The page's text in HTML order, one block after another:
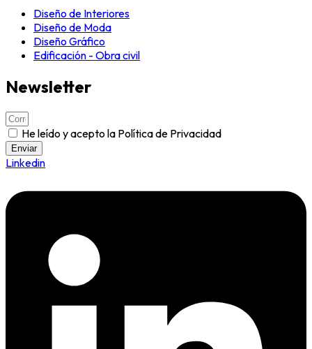
Diseño de Interiores
Diseño de Moda
Diseño Gráfico
Edificación - Obra civil
Newsletter
He leído y acepto la Política de Privacidad
Enviar
Linkedin